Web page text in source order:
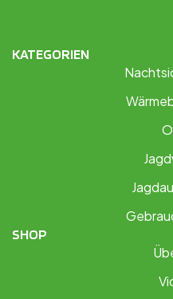
KATEGORIEN
SHOP